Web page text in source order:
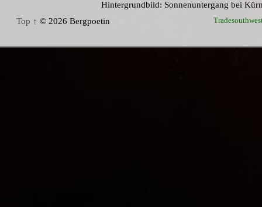
Hintergrundbild: Sonnenuntergang bei
Top ↑ © 2026 Bergpoetin